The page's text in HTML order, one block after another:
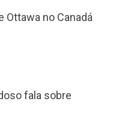
Ottawa no Canadá
fala sobre